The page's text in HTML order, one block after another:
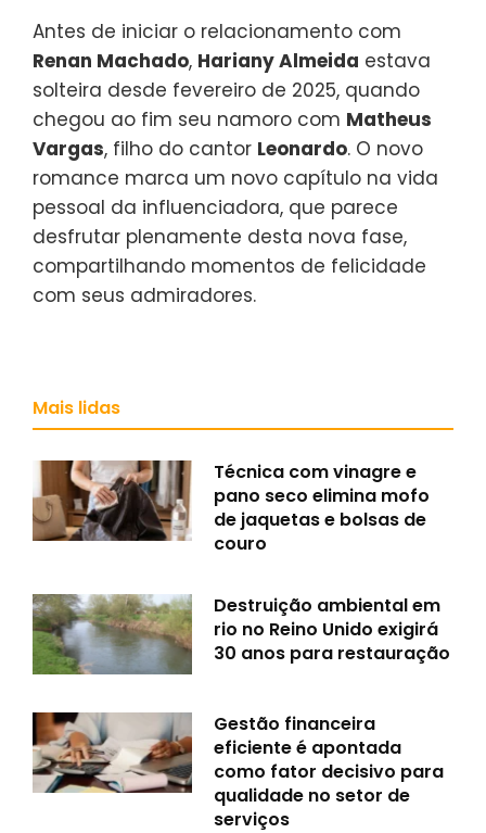
Antes de iniciar o relacionamento com
Renan Machado, Hariany Almeida estava
solteira desde fevereiro de 2025, quando
chegou ao fim seu namoro com Matheus
Vargas, filho do cantor Leonardo. O novo
romance marca um novo capítulo na vida
pessoal da influenciadora, que parece
desfrutar plenamente desta nova fase,
compartilhando momentos de felicidade
com seus admiradores.
Mais lidas
Técnica com vinagre e
pano seco elimina mofo
de jaquetas e bolsas de
couro
Destruição ambiental em
rio no Reino Unido exigirá
30 anos para restauração
Gestão financeira
eficiente é apontada
como fator decisivo para
qualidade no setor de
serviços